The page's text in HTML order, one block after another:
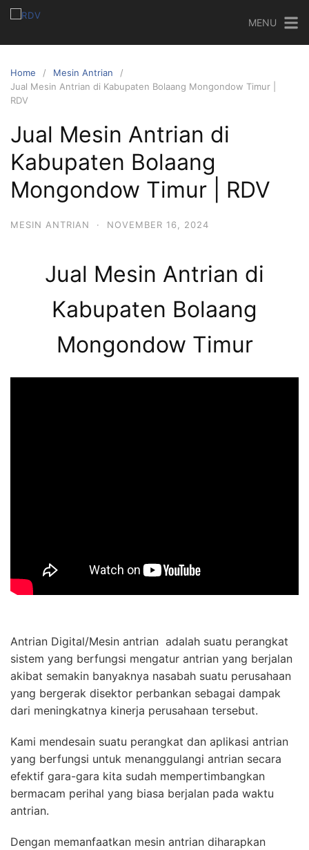
MENU
Home
Mesin Antrian
Jual Mesin Antrian di Kabupaten Bolaang Mongondow Timur |
RDV
Jual Mesin Antrian di
Kabupaten Bolaang
Mongondow Timur | RDV
MESIN ANTRIAN · NOVEMBER 16, 2024
Jual Mesin Antrian di
Kabupaten Bolaang
Mongondow Timur
Antrian Digital/Mesin antrian adalah suatu perangkat
sistem yang berfungsi mengatur antrian yang berjalan
akibat semakin banyaknya nasabah suatu perusahaan
yang bergerak disektor perbankan sebagai dampak
dari meningkatnya kinerja perusahaan tersebut.
Kami mendesain suatu perangkat dan aplikasi antrian
yang berfungsi untuk menanggulangi antrian secara
efektif gara-gara kita sudah mempertimbangkan
bermacam perihal yang biasa berjalan pada waktu
antrian.
Dengan memanfaatkan mesin antrian diharapkan